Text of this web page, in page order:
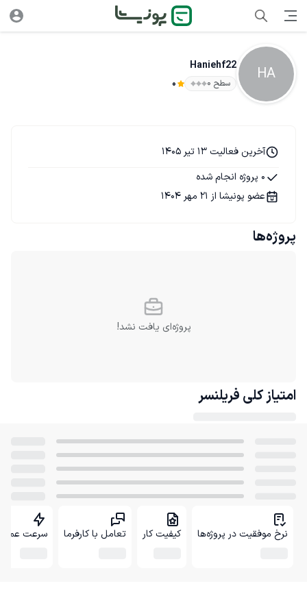
HA
Haniehf22
سطح ۰ 0
آخرین فعالیت 13 تیر 1405
0 پروژه انجام شده
عضو پونیشا از 21 مهر 1404
پروژه‌ها
پروژه‌ای یافت نشد!
امتیاز کلی فریلنسر
نرخ موفقیت در پروژه‌ها کیفیت کار تعامل با کارفرما سرعت عمل